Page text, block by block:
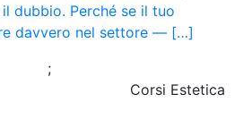
il dubbio. Perché se il tuo
davvero nel settore — […]
;
Corsi Estetica